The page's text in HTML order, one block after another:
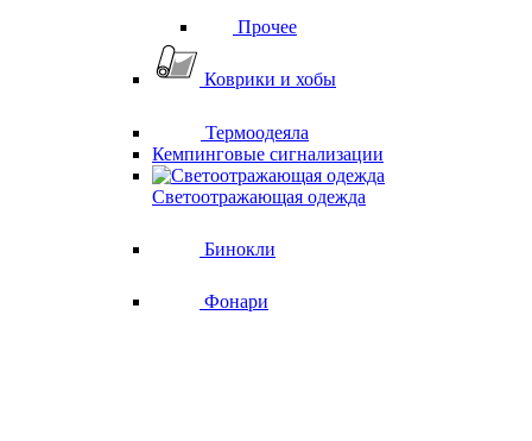
Прочее
Коврики и хобы
Термоодеяла
Кемпинговые сигнализации
Светоотражающая одежда
Бинокли
Фонари